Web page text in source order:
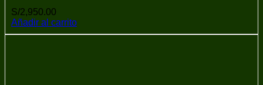
S/2,950.00
Añadir al carrito